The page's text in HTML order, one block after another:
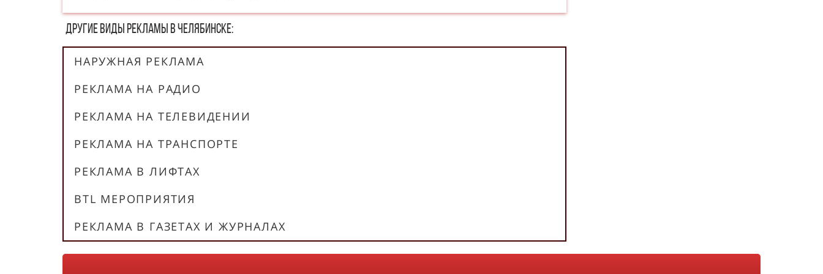
Фокус
Другие в​​​​иды рекламы в Челябинске:
НАРУЖНАЯ РЕКЛАМА
РЕКЛАМА НА РАДИО
РЕКЛАМА НА ТЕЛЕВИДЕНИИ
РЕКЛАМА НА ТРАНСПОРТЕ
РЕКЛАМА В ЛИФТАХ
BTL МЕРОПРИЯТИЯ
РЕКЛАМА В ГАЗЕТАХ И ЖУРНАЛАХ